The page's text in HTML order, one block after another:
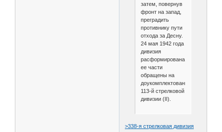
затем, повернув
фронт на запад,
преградить
противнику пути
отхода за Десну.
24 мая 1942 года
дивизия
расформирована,
ее части
обращены на
доукомплектование
113-й стрелковой
дивизии (II).
>338-я стрелковая дивизия